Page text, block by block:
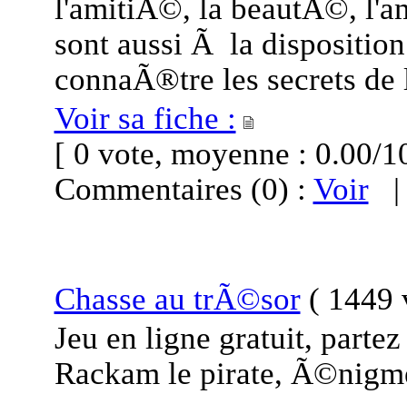
l'amitiÃ©, la beautÃ©,
sont aussi Ã la
connaÃ®tre les secrets de
Voir sa fiche :
[ 0 vote, moyenne :
Commentaires (0) : Voir
Chasse au trÃ©sor( 1449
Jeu en ligne gratuit,
Rackam le pirate,